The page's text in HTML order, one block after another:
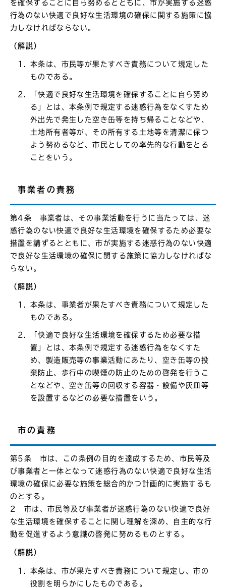
を確保することに自ら努めるとともに、市が実施する迷惑
行為のない快適で良好な生活環境の確保に関する施策に協
力しなければならない。
（解説）
本条は、市民等が果たすべき責務について規定した
ものである。
「快適で良好な生活環境を確保することに自ら努め
る」とは、本条例で規定する迷惑行為をなくすため
外出先で発生した空き缶等を持ち帰ることなどや、
土地所有者等が、その所有する土地等を清潔に保つ
よう努めるなど、市民としての率先的な行動をとる
ことをいう。
事業者の責務
第4条 事業者は、その事業活動を行うに当たっては、迷
惑行為のない快適で良好な生活環境を確保するため必要な
措置を講ずるとともに、市が実施する迷惑行為のない快適
で良好な生活環境の確保に関する施策に協力しなければな
らない。
（解説）
本条は、事業者が果たすべき責務について規定した
ものである。
「快適で良好な生活環境を確保するため必要な措
置」とは、本条例で規定する迷惑行為をなくすた
め、製造販売等の事業活動にあたり、空き缶等の投
棄防止、歩行中の喫煙の防止のための啓発を行うこ
となどや、空き缶等の回収する容器・設備や灰皿等
を設置するなどの必要な措置をいう。
市の責務
第5条 市は、この条例の目的を達成するため、市民等及
び事業者と一体となって迷惑行為のない快適で良好な生活
環境の確保に必要な施策を総合的かつ計画的に実施するも
のとする。
2 市は、市民等及び事業者が迷惑行為のない快適で良好
な生活環境を確保することに関し理解を深め、自主的な行
動を促進するよう意識の啓発に努めるものとする。
（解説）
本条は、市が果たすべき責務について規定し、市の
役割を明らかにしたものである。